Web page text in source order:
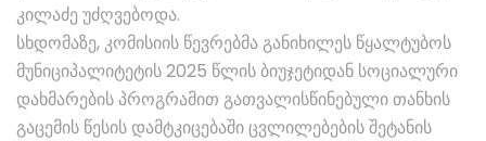
კილაძე უძღვებოდა.
სხდომაზე, კომისიის წევრებმა განიხილეს წყალტუბოს
მუნიციპალიტეტის 2025 წლის ბიუჯეტიდან სოციალური
დახმარების პროგრამით გათვალისწინებული თანხის
გაცემის წესის დამტკიცებაში ცვლილებების შეტანის